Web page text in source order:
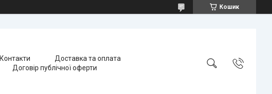
Кошик
Контакти
Доставка та оплата
Договір публічної оферти